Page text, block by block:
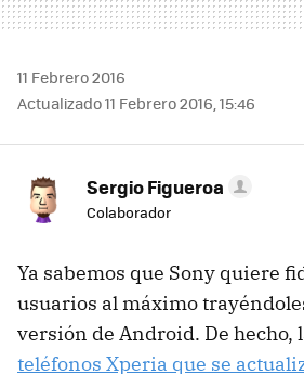
11 Febrero 2016
Actualizado 11 Febrero 2016, 15:46
Sergio Figueroa
Colaborador
Ya sabemos que Sony quiere
usuarios al máximo
versión de Android. De hecho,
teléfonos Xperia que se